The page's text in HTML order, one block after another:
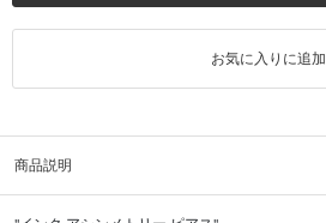
お気に入りに追加
商品説明